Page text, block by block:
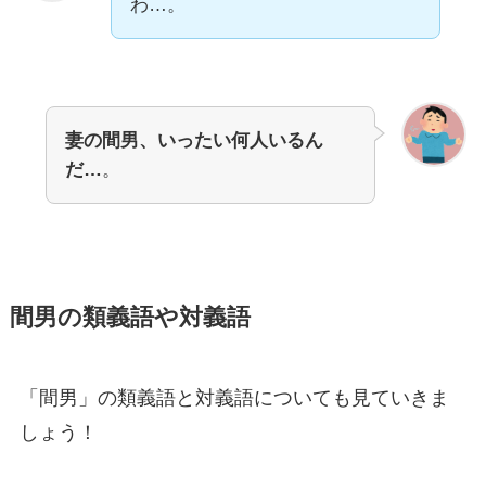
わ…。
妻の間男、いったい何人いるん
だ…。
間男の類義語や対義語
「間男」の類義語と対義語についても見ていきま
しょう！